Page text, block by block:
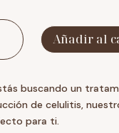
Añadir al
buscando un
de celulitis,
para ti.